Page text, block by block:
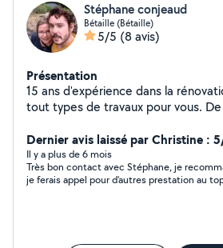
Stéphane conjeaud
Bétaille (Bétaille)
5/5 (8 avis)
Présentation
15 ans d'expérience dans la
tout types de travaux pour vous.
équipe pour tout les travaux
Dernier avis laissé par Christine :
Il y a plus de 6 mois
Très bon contact avec Stéphane, je
je ferais appel pour d'autres prestation au